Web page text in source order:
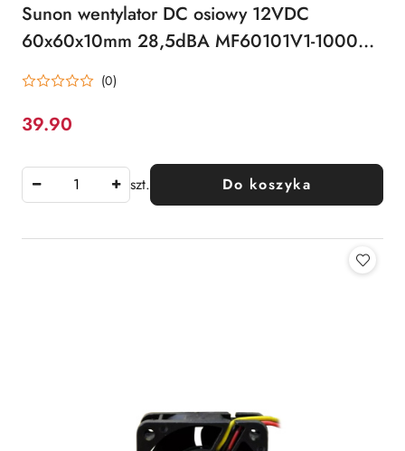
Sunon wentylator DC osiowy 12VDC
60x60x10mm 28,5dBA MF60101V1-1000U-
A99
(0)
Cena:
39.90
szt. Do koszyka